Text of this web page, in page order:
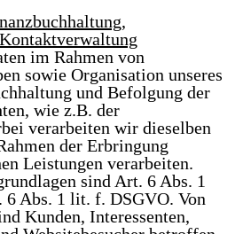
im Rahmen von
sowie Organisation unseres
und Befolgung der
wie z.B. der
verarbeiten wir dieselben
der Erbringung
Leistungen verarbeiten.
sind Art. 6 Abs. 1
Abs. 1 lit. f. DSGVO. Von
Kunden, Interessenten,